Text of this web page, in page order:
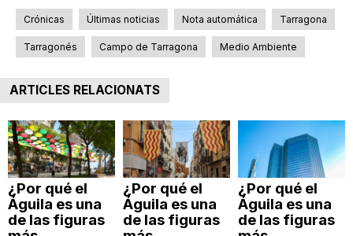
Crónicas Últimas noticias Nota automática Tarragona
Tarragonés Campo de Tarragona Medio Ambiente
ARTICLES RELACIONATS
¿Por qué el
Águila es una
de las figuras
¿Por qué el
Águila es una
de las figuras
¿Por qué el
Águila es una
de las figuras